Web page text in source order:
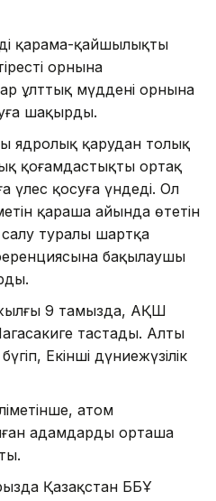
қарама-қайшылықтың
орнына
ұлттық мүдденің орнына
шақырды.
ядролық қарудан толық
қоғамдастықтың ортақ
үлес қосуға үндеді. Ол
қараша айында өтетін
туралы шартқа
бақылаушы
9 тамызда, АҚШ
тастады. Алты
Екінші дүниежүзілік
атом
адамдардың орташа
Қазақстан ББҰ